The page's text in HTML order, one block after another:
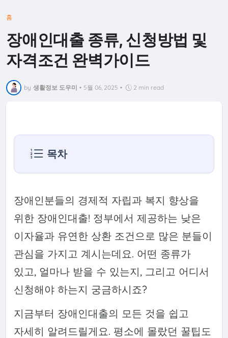
홈
장애인대출 종류, 신청방법 및
자격조건 완벽가이드
by 생활정보 도우미 • 5월 06, 2025 • 2 min read
목차
장애인분들의 경제적 자립과 복지 향상을
위한 장애인대출! 정부에서 제공하는 낮은
이자율과 유연한 상환 조건으로 많은 분들이
관심을 가지고 계시는데요. 어떤 종류가
있고, 얼마나 받을 수 있는지, 그리고 어디서
신청해야 하는지 궁금하시죠?
지금부터 장애인대출의 모든 것을 쉽고
자세히 알려드릴게요. 평소에 몰랐던 꿀팁도